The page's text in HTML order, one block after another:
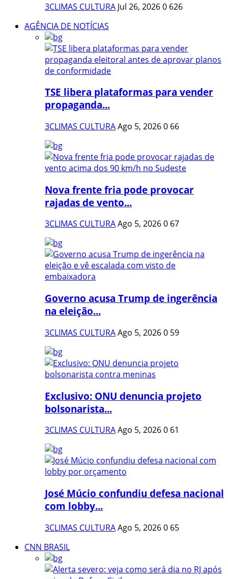
3CLIMAS CULTURA Jul 26, 20260 626
AGÊNCIA DE NOTÍCIAS
TSE libera plataformas para vender
propaganda...
3CLIMAS CULTURAAgo 5, 20260 66
Nova frente fria pode provocar
rajadas de vento...
3CLIMAS CULTURAAgo 5, 20260 67
Governo acusa Trump de ingerência
na eleição...
3CLIMAS CULTURAAgo 5, 20260 59
Exclusivo: ONU denuncia projeto
bolsonarista...
3CLIMAS CULTURAAgo 5, 20260 61
José Múcio confundiu defesa nacional
com lobby...
3CLIMAS CULTURAAgo 5, 20260 65
CNN BRASIL